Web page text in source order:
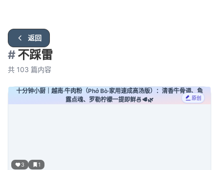
返回
#不踩雷
共 103 篇内容
十分钟小厨｜越南·牛肉粉（Phở Bò·家用速成高汤版）：清香牛骨调、鱼
露点魂、罗勒柠檬一提即鲜🍜🥩🌿
原创
3 1